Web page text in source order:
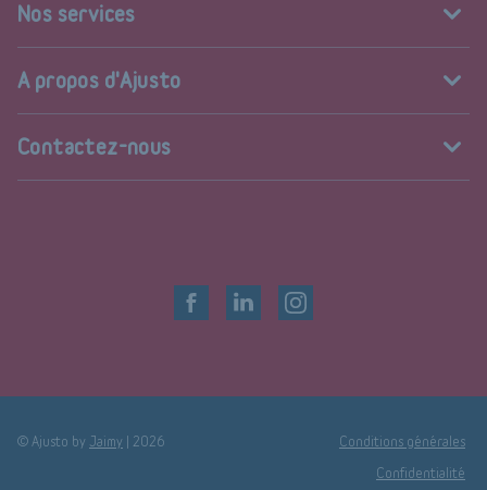
Nos services
A propos d'Ajusto
Contactez-nous
© Ajusto by Jaimy 2026 Conditions générales
Confidentialité